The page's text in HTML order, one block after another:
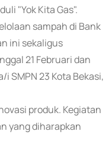
"Yok Kita Gas".
sampah di Bank
ini sekaligus
21 Februari dan
SMPN 23 Kota Bekasi,
produk. Kegiatan
yang diharapkan